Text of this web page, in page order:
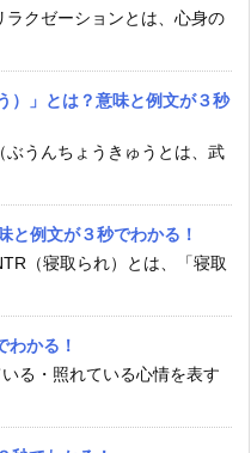
ラクゼーションとは、心身の
）」とは？意味と例文が３秒
ぶうんちょうきゅうとは、武
と例文が３秒でわかる！
（寝取られ）とは、「寝取
わかる！
る・照れている心情を表す